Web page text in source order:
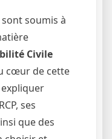
soumis à
Civile
cœur de cette
ses
que des